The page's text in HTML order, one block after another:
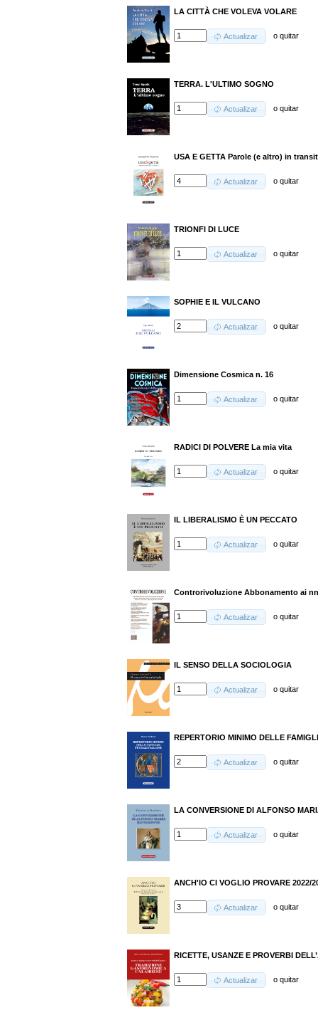
LA CITTÀ CHE VOLEVA VOLARE
Actualizar oquitar
TERRA. L'ULTIMO SOGNO
Actualizar oquitar
USA E GETTA Parole (e altro) in
Actualizar oquitar
TRIONFI DI LUCE
Actualizar oquitar
SOPHIE E IL VULCANO
Actualizar oquitar
Dimensione Cosmica n. 16
Actualizar oquitar
RADICI DI POLVERE La mia vita
Actualizar oquitar
IL LIBERALISMO È UN PECCATO
Actualizar oquitar
Controrivoluzione Abbonamento ai
Actualizar oquitar
IL SENSO DELLA SOCIOLOGIA
Actualizar oquitar
REPERTORIO MINIMO DELLE
Actualizar oquitar
LA CONVERSIONE DI ALFONSO
Actualizar oquitar
ANCH'IO CI VOGLIO PROVARE 2022/
Actualizar oquitar
RICETTE, USANZE E PROVERBI
Actualizar oquitar